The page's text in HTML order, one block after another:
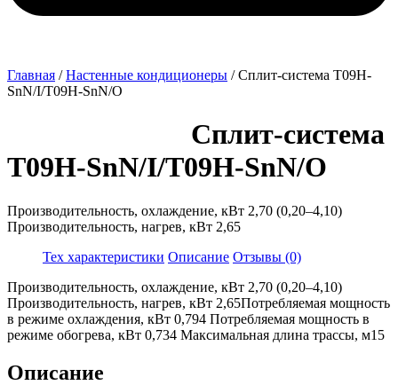
Главная /Настенные кондиционеры / Сплит-система T09H-
SnN/I/T09H-SnN/O
Сплит-система
T09H-SnN/I/T09H-SnN/O
Производительность, охлаждение, кВт 2,70 (0,20–4,10)
Производительность, нагрев, кВт 2,65
Тех характеристики Описание Отзывы (0)
Производительность, охлаждение, кВт 2,70 (0,20–4,10)
Производительность, нагрев, кВт 2,65Потребляемая мощность
в режиме охлаждения, кВт 0,794 Потребляемая мощность в
режиме обогрева, кВт 0,734 Максимальная длина трассы, м15
Описание